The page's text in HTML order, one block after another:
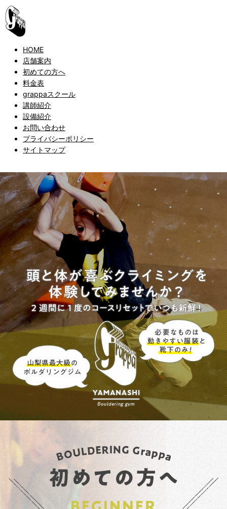
HOME
店舗案内
初めての方へ
料金表
grappaスクール
講師紹介
設備紹介
お問い合わせ
プライバシーポリシー
サイトマップ